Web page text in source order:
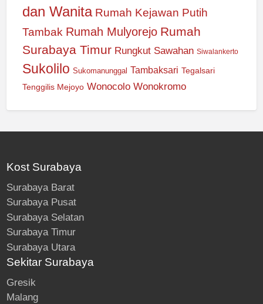
dan Wanita Rumah Kejawan Putih
Tambak Rumah Mulyorejo Rumah
Surabaya Timur Rungkut Sawahan Siwalankerto
Sukolilo Sukomanunggal Tambaksari Tegalsari
Tenggilis Mejoyo Wonocolo Wonokromo
Kost Surabaya
Surabaya Barat
Surabaya Pusat
Surabaya Selatan
Surabaya Timur
Surabaya Utara
Sekitar Surabaya
Gresik
Malang